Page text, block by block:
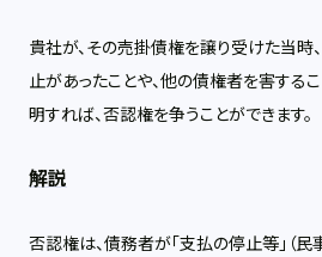
貴社が、その売掛債権を譲り受けた当時
止があったことや、他の債権者を害する
明すれば、否認権を争うことができます。
解説
否認権は、債務者が「支払の停止等」（